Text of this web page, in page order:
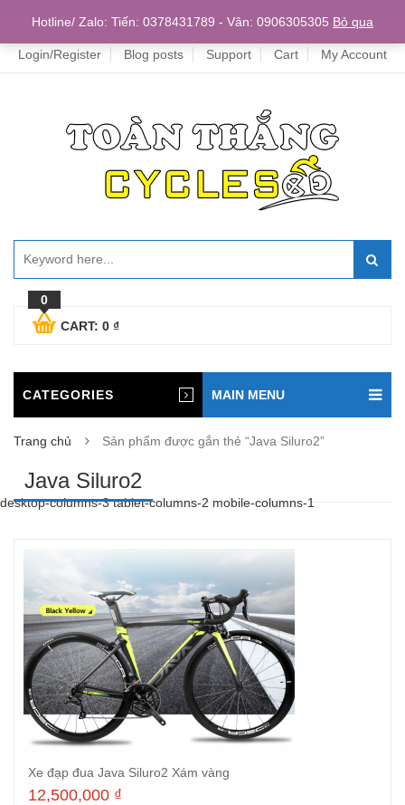
Home
Login/Register Blog posts Support Cart My Account
0
CART: 0 ₫
CATEGORIES MAIN MENU
Trang chủ Sản phẩm được gắn thẻ “Java Siluro2”
Java Siluro2
desktop-columns-3 tablet-columns-2 mobile-columns-1
Xe đạp đua Java Siluro2 Xám vàng
12,500,000 ₫
Hotline/ Zalo: Tiến: 0378431789 - Vân: 0906305305 Bỏ qua